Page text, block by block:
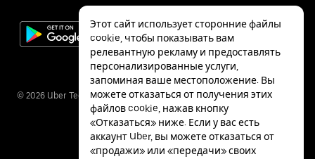
© 2026 Uber Technologies Inc.
Этот сайт использует сторонние файлы
cookie, чтобы показывать вам
релевантную рекламу и предоставлять
персонализированные услуги,
запоминая ваше местоположение. Вы
можете отказаться от получения этих
файлов cookie, нажав кнопку
«Отказаться» ниже. Если у вас есть
аккаунт Uber, вы можете отказаться от
«продажи» или «передачи» своих